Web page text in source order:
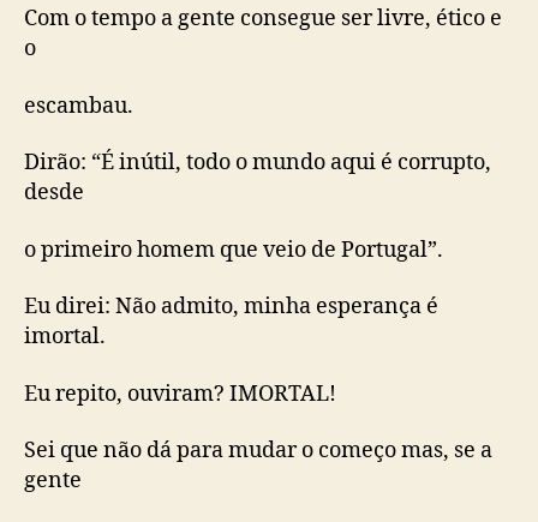
Com o tempo a gente consegue ser livre, ético e
o
escambau.
Dirão: “É inútil, todo o mundo aqui é corrupto,
desde
o primeiro homem que veio de Portugal”.
Eu direi: Não admito, minha esperança é
imortal.
Eu repito, ouviram? IMORTAL!
Sei que não dá para mudar o começo mas, se a
gente